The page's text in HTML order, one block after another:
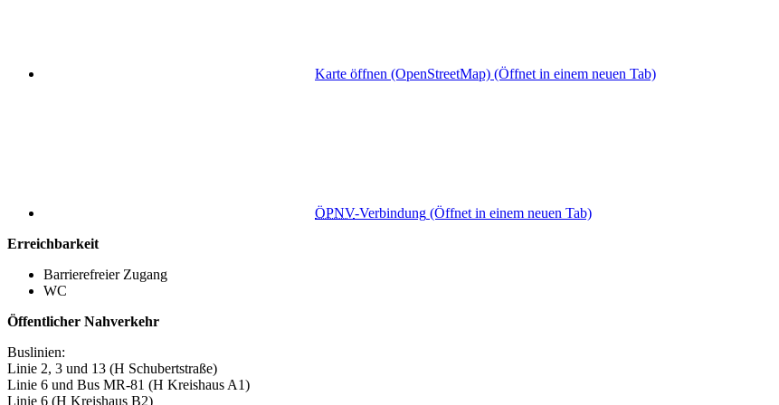
Karte öffnen (OpenStreetMap) (Öffnet in einem neuen Tab)
ÖPNV-Verbindung (Öffnet in einem neuen Tab)
Erreichbarkeit
Barrierefreier Zugang
WC
Öffentlicher Nahverkehr
Buslinien:
Linie 2, 3 und 13 (H Schubertstraße)
Linie 6 und Bus MR-81 (H Kreishaus A1)
Linie 6 (H Kreishaus B2)